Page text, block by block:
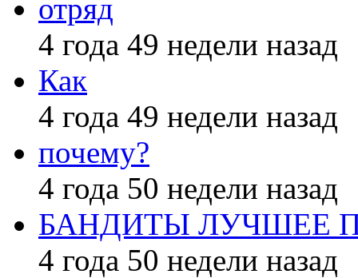
отряд
4 года 49 недели назад
Как
4 года 49 недели назад
почему?
4 года 50 недели назад
БАНДИТЫ ЛУЧШЕЕ
4 года 50 недели назад